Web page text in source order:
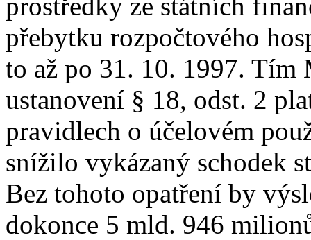
přebytku rozpočtového
to až po 31. 10. 1997.
ustanovení § 18, odst. 2
pravidlech o účelovém
snížilo vykázaný schodek
Bez tohoto opatření by
dokonce 5 mld. 946